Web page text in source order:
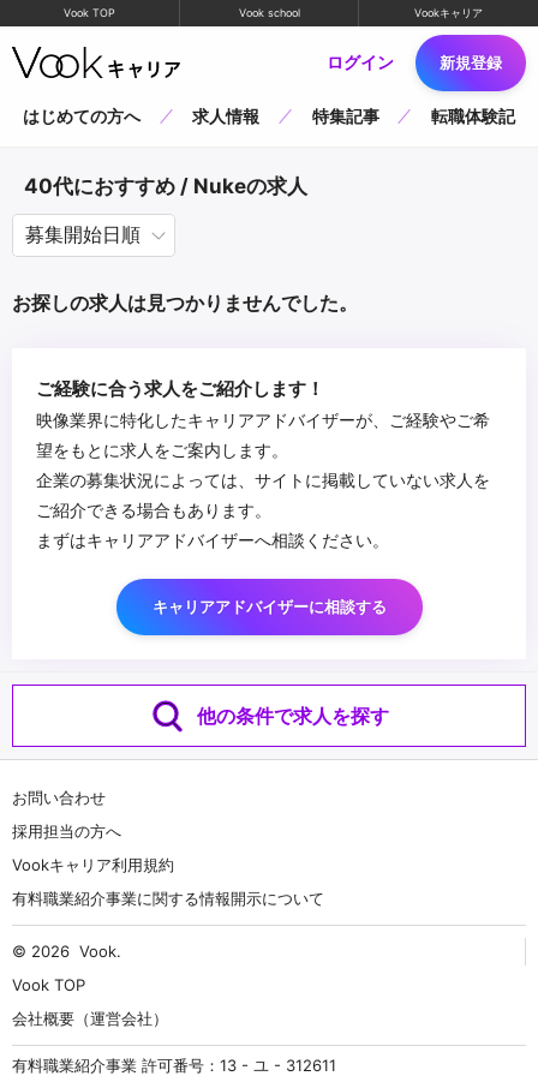
Vook TOP Vook school Vookキャリア
ログイン 新規登録
はじめての方へ 求人情報 特集記事 転職体験記
40代におすすめ / Nukeの求人
お探しの求人は見つかりませんでした。
ご経験に合う求人をご紹介します！
映像業界に特化したキャリアアドバイザーが、ご経験やご希
望をもとに求人をご案内します。
企業の募集状況によっては、サイトに掲載していない求人を
ご紹介できる場合もあります。
まずはキャリアアドバイザーへ相談ください。
キャリアアドバイザーに相談する
他の条件で求人を探す
お問い合わせ
採用担当の方へ
Vookキャリア利用規約
有料職業紹介事業に関する情報開示について
© 2026 Vook.
Vook TOP
会社概要（運営会社）
有料職業紹介事業 許可番号：13 - ユ - 312611